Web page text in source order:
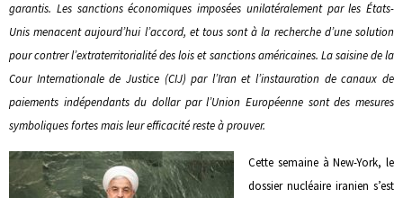
garantis. Les sanctions économiques imposées unilatéralement par les États-
Unis menacent aujourd’hui l’accord, et tous sont à la recherche d’une solution
pour contrer l’extraterritorialité des lois et sanctions américaines. La saisine de la
Cour Internationale de Justice (CIJ) par l’Iran et l’instauration de canaux de
paiements indépendants du dollar par l’Union Européenne sont des mesures
symboliques fortes mais leur efficacité reste à prouver.
Cette semaine à New-York, le
dossier nucléaire iranien s’est